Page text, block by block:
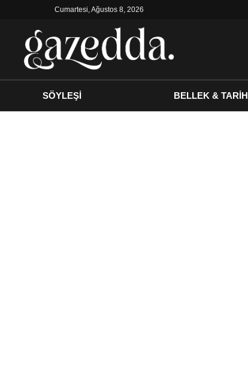
Cumartesi, Ağustos 8, 2026
SÖYLEŞİ BELLEK & TARİH